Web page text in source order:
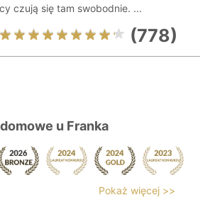
czują się tam swobodnie. ...
(778)
u Franka
Pokaż więcej >>